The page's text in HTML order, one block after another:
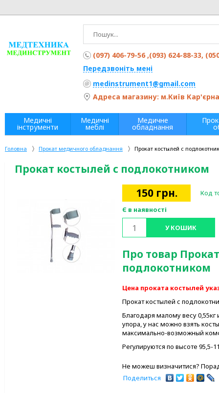
Головна Прокат медичного обладнання Прокат костылей с
Прокат костылей с подлокотником
150 грн.
Код
Є в наявності
У КОШИК
Про товар
подлокотником
Цена проката костылей
Прокат костылей с
Благодаря малому весу 0,55кг
упора, у нас можно взять
максимально-возможный
Регулируются по высоте 95,5-
Не можеш визначитися?
Поделиться
(097) 406-79-56 ,(093) 624-88-33,
Передзвоніть мені
medinstrument1@gmail.com
Адреса магазину: м.Київ
Медичні
інструменти
Медичні
меблі
Медичне
обладнання